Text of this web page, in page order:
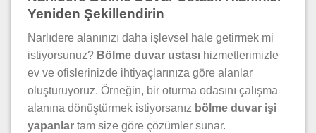
Yeniden Şekillendirin
Narlıdere alanınızı daha işlevsel hale getirmek mi
istiyorsunuz? Bölme duvar ustası hizmetlerimizle
ev ve ofislerinizde ihtiyaçlarınıza göre alanlar
oluşturuyoruz. Örneğin, bir oturma odasını çalışma
alanına dönüştürmek istiyorsanız bölme duvar işi
yapanlar tam size göre çözümler sunar.